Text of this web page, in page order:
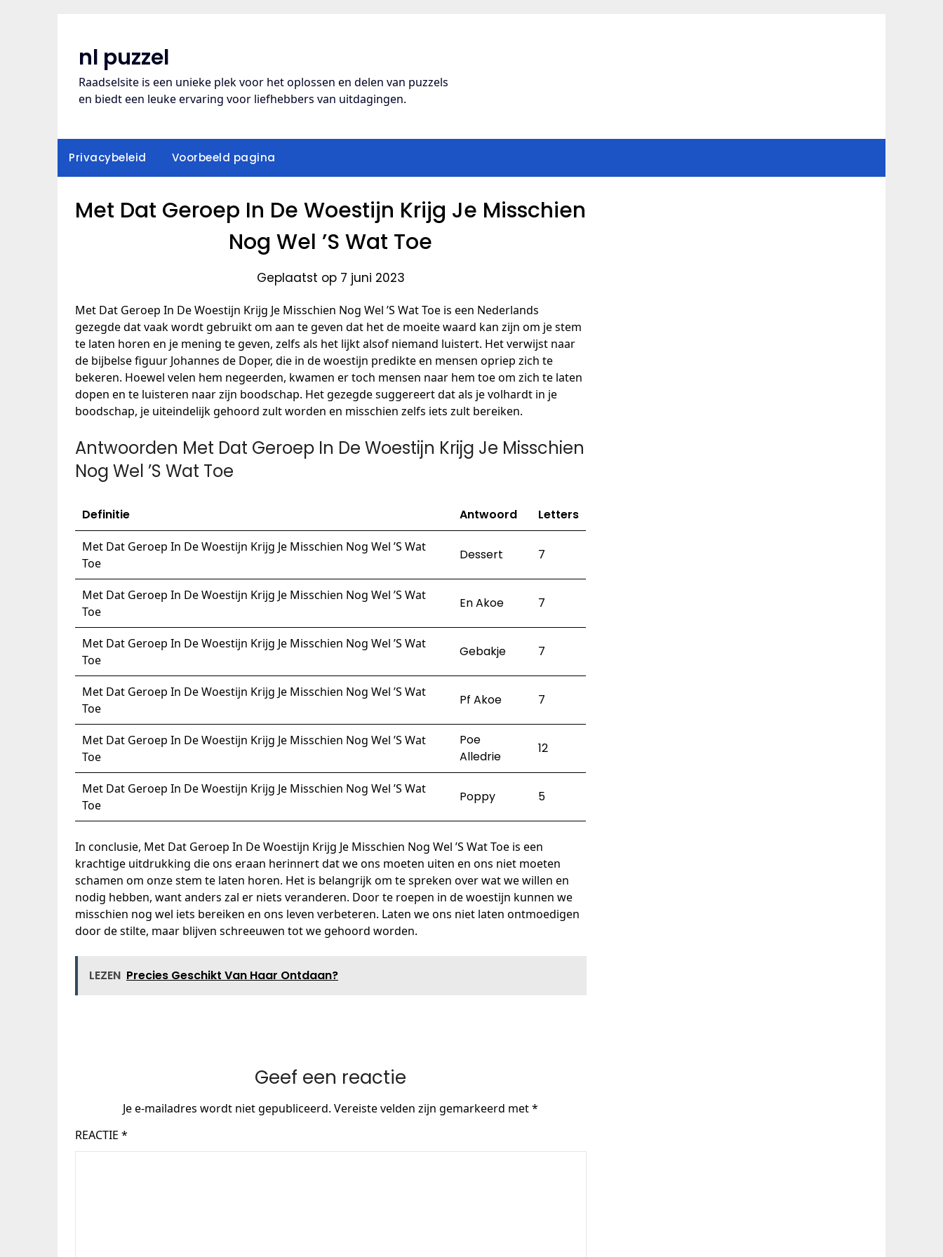
nl puzzel
Raadselsite is een unieke plek voor het oplossen en delen van puzzels
en biedt een leuke ervaring voor liefhebbers van uitdagingen.
Privacybeleid Voorbeeld pagina
Met Dat Geroep In De Woestijn Krijg Je Misschien
Nog Wel ’S Wat Toe
Geplaatst op 7 juni 2023
Met Dat Geroep In De Woestijn Krijg Je Misschien Nog Wel ’S Wat Toe is een Nederlands
gezegde dat vaak wordt gebruikt om aan te geven dat het de moeite waard kan zijn om je stem
te laten horen en je mening te geven, zelfs als het lijkt alsof niemand luistert. Het verwijst naar
de bijbelse figuur Johannes de Doper, die in de woestijn predikte en mensen opriep zich te
bekeren. Hoewel velen hem negeerden, kwamen er toch mensen naar hem toe om zich te laten
dopen en te luisteren naar zijn boodschap. Het gezegde suggereert dat als je volhardt in je
boodschap, je uiteindelijk gehoord zult worden en misschien zelfs iets zult bereiken.
Antwoorden Met Dat Geroep In De Woestijn Krijg Je Misschien
Nog Wel ’S Wat Toe
Definitie Antwoord Letters
Met Dat Geroep In De Woestijn Krijg Je Misschien Nog Wel ’S Wat
Toe
Dessert 7
Met Dat Geroep In De Woestijn Krijg Je Misschien Nog Wel ’S Wat
Toe
En Akoe 7
Met Dat Geroep In De Woestijn Krijg Je Misschien Nog Wel ’S Wat
Toe
Gebakje 7
Met Dat Geroep In De Woestijn Krijg Je Misschien Nog Wel ’S Wat
Toe
Pf Akoe 7
Met Dat Geroep In De Woestijn Krijg Je Misschien Nog Wel ’S Wat
Toe
Poe
Alledrie
12
Met Dat Geroep In De Woestijn Krijg Je Misschien Nog Wel ’S Wat
Toe
Poppy 5
In conclusie, Met Dat Geroep In De Woestijn Krijg Je Misschien Nog Wel ’S Wat Toe is een
krachtige uitdrukking die ons eraan herinnert dat we ons moeten uiten en ons niet moeten
schamen om onze stem te laten horen. Het is belangrijk om te spreken over wat we willen en
nodig hebben, want anders zal er niets veranderen. Door te roepen in de woestijn kunnen we
misschien nog wel iets bereiken en ons leven verbeteren. Laten we ons niet laten ontmoedigen
door de stilte, maar blijven schreeuwen tot we gehoord worden.
LEZEN Precies Geschikt Van Haar Ontdaan?
Geef een reactie
Je e-mailadres wordt niet gepubliceerd. Vereiste velden zijn gemarkeerd met*
REACTIE *